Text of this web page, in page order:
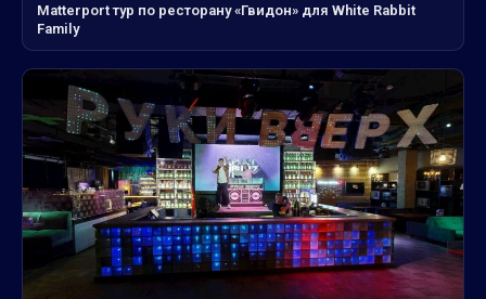
Matterport тур по ресторану «Гвидон» для White Rabbit
Family